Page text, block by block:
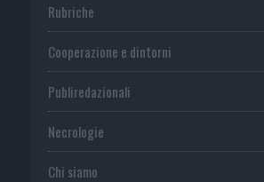
Rubriche
Cooperazione e dintorni
Publiredazionali
Necrologie
Chi siamo